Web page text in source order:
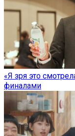
«Я зря это
финалами